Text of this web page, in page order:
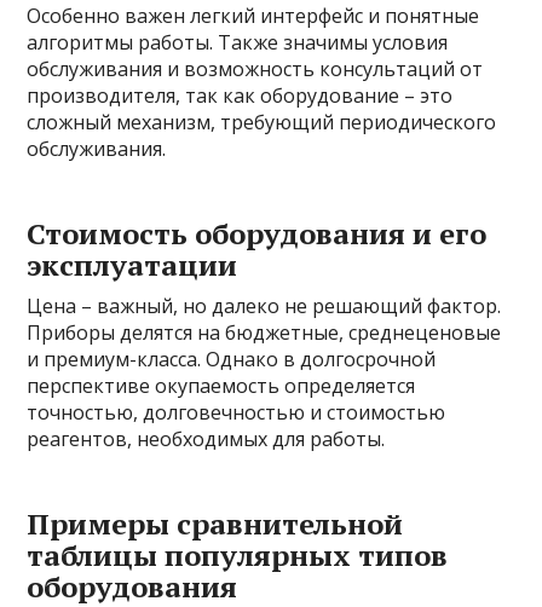
Особенно важен легкий интерфейс и понятные
алгоритмы работы. Также значимы условия
обслуживания и возможность консультаций от
производителя, так как оборудование – это
сложный механизм, требующий периодического
обслуживания.
Стоимость оборудования и его
эксплуатации
Цена – важный, но далеко не решающий фактор.
Приборы делятся на бюджетные, среднеценовые
и премиум-класса. Однако в долгосрочной
перспективе окупаемость определяется
точностью, долговечностью и стоимостью
реагентов, необходимых для работы.
Примеры сравнительной
таблицы популярных типов
оборудования